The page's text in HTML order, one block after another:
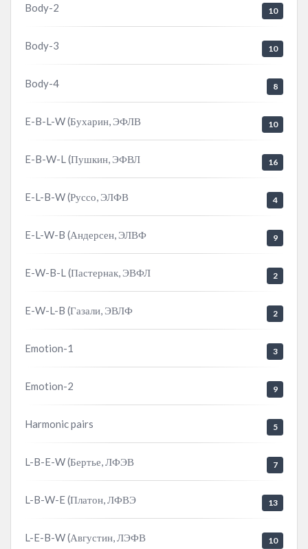
Body-2 10
Body-3 10
Body-4 8
E-B-L-W (Бухарин, ЭФЛВ 10
E-B-W-L (Пушкин, ЭФВЛ 16
E-L-B-W (Руссо, ЭЛФВ 4
E-L-W-B (Андерсен, ЭЛВФ 9
E-W-B-L (Пастернак, ЭВФЛ 2
E-W-L-B (Газали, ЭВЛФ 2
Emotion-1 3
Emotion-2 9
Harmonic pairs 5
L-B-E-W (Бертье, ЛФЭВ 7
L-B-W-E (Платон, ЛФВЭ 13
L-E-B-W (Августин, ЛЭФВ 10